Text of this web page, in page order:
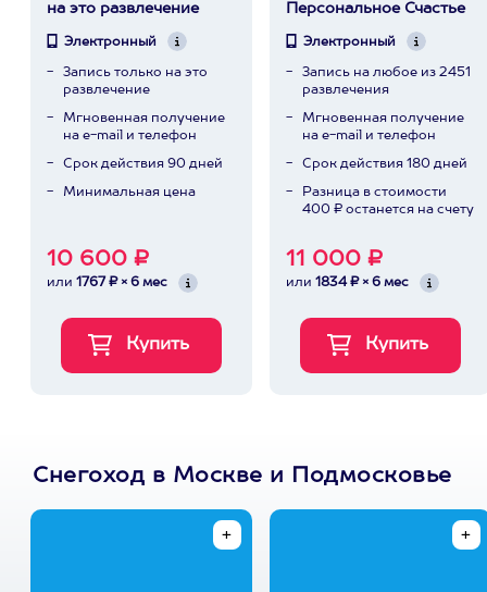
на это развлечение
Электронный
Запись только на это
развлечение
Мгновенная получение
на e-mail и телефон
Срок действия 90 дней
Минимальная цена
10 600 ₽
или 1767 ₽ × 6 мес
Персональное Счастье
Электронный
Запись на любое из 2451
развлечения
Мгновенная получение
на e-mail и телефон
Срок действия 180 дней
Разница в стоимости
400 ₽ останется на счету
11 000 ₽
или 1834 ₽ × 6 мес
Снегоход в Москве и Подмосковье